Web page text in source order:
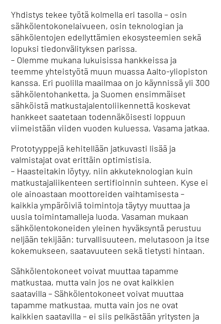
Yhdistys tekee työtä kolmella eri tasolla – osin
sähkölentokonelaivueen, osin teknologian ja
sähkölentojen edellyttämien ekosysteemien sekä
lopuksi tiedonvälityksen parissa.
– Olemme mukana lukuisissa hankkeissa ja
teemme yhteistyötä muun muassa Aalto-yliopiston
kanssa. Eri puolilla maailmaa on jo käynnissä yli 300
sähkölentohanketta, ja Suomen ensimmäiset
sähköistä matkustajalentoliikennettä koskevat
hankkeet saatetaan todennäköisesti loppuun
viimeistään viiden vuoden kuluessa, Vasama jatkaa.
Prototyyppejä kehitellään jatkuvasti lisää ja
valmistajat ovat erittäin optimistisia.
– Haasteitakin löytyy, niin akkuteknologian kuin
matkustajaliikenteen sertifioinnin suhteen. Kyse ei
ole ainoastaan moottoreiden vaihtamisesta –
kaikkia ympäröiviä toimintoja täytyy muuttaa ja
uusia toimintamalleja luoda. Vasaman mukaan
sähkölentokoneiden yleinen hyväksyntä perustuu
neljään tekijään: turvallisuuteen, melutasoon ja itse
kokemukseen, saatavuuteen sekä tietysti hintaan.
Sähkölentokoneet voivat muuttaa tapamme
matkustaa, mutta vain jos ne ovat kaikkien
saatavilla – Sähkölentokoneet voivat muuttaa
tapamme matkustaa, mutta vain jos ne ovat
kaikkien saatavilla – ei siis pelkästään yritysten ja